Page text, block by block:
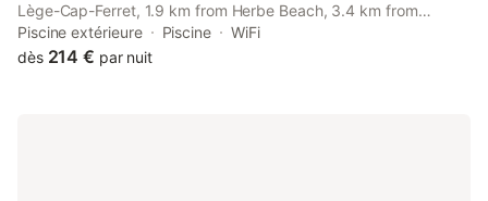
Lège-Cap-Ferret, 1.9 km from Herbe Beach, 3.4 km from
Chapel of the Algerian Villa, and 9.1 km from Cap Ferret Light
House.
Piscine extérieure Piscine
WiFi
dès 214 € par nuit